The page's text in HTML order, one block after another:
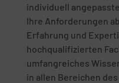
individuell
Ihre Anforderungen
Erfahrung und
hochqualifizierten
umfangreiches
in allen Bereichen